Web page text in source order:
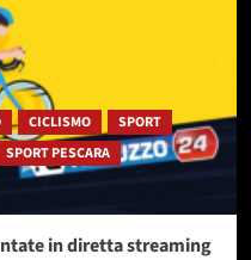
CICLISMO
SPORT
SPORT PESCARA
in diretta streaming